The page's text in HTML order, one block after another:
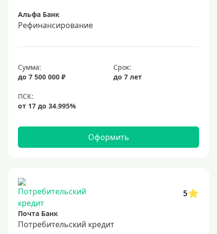
Альфа Банк
Рефинансирование
Сумма:
до 7 500 000 ₽
Срок:
до 7 лет
Оформить
5
Почта Банк
Потребительский кредит